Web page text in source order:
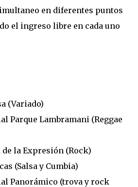
en diferentes puntos
el ingreso libre en cada uno
(Variado)
Parque Lambramani (Reggae
la Expresión (Rock)
(Salsa y Cumbia)
Panorámico (trova y rock